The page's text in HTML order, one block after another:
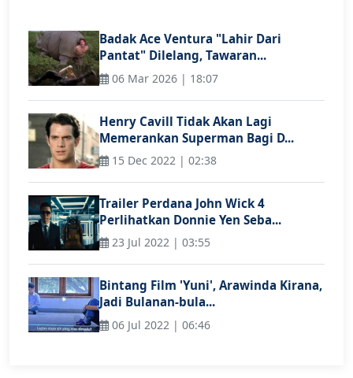
Badak Ace Ventura "Lahir Dari
Pantat" Dilelang, Tawaran...
06 Mar 2026 | 18:07
Henry Cavill Tidak Akan Lagi
Memerankan Superman Bagi D...
15 Dec 2022 | 02:38
Trailer Perdana John Wick 4
Perlihatkan Donnie Yen Seba...
23 Jul 2022 | 03:55
Bintang Film 'Yuni', Arawinda Kirana,
Jadi Bulanan-bula...
06 Jul 2022 | 06:46